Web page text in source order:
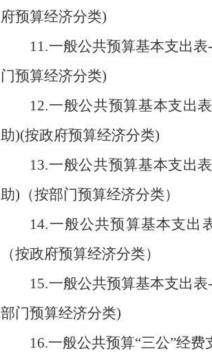
府预算经济分类)
11.一般公共预算基本支出表
门预算经济分类)
12.一般公共预算基本支出
助)(按政府预算经济分类)
13.一般公共预算基本支出
助) （按部门预算经济分类）
14.一般公共预算基本支出
（按政府预算经济分类）
15.一般公共预算基本支出表
部门预算经济分类)
16.一般公共预算“三公”经费